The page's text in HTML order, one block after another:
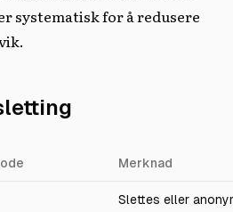
systematisk for å redusere
Merknad
Slettes eller